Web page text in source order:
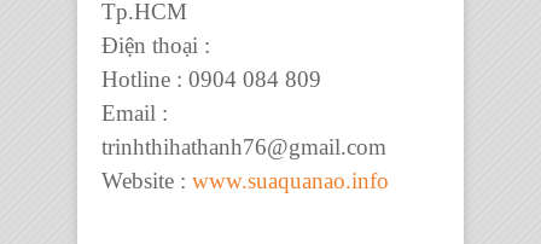
Tp.HCM
Điện thoại :
Hotline : 0904 084 809
Email :
trinhthihathanh76@gmail.com
Website : www.suaquanao.info